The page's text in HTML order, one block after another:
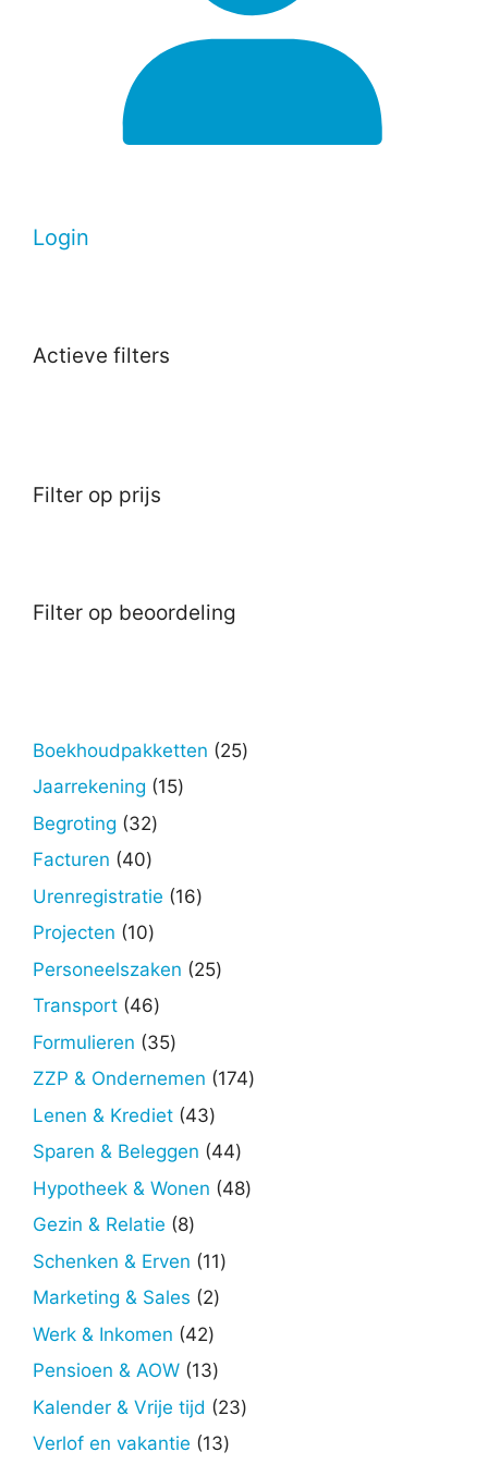
Login
Actieve filters
Filter op prijs
Filter op beoordeling
Boekhoudpakketten 2525
Jaarrekening 1515
Begroting 3232
Facturen 4040
producten
Urenregistratie 1616
Projecten 1010
producten
Personeelszaken 2525
Transport 4646
producten
Formulieren 3535
producten
ZZP & Ondernemen 174174
Lenen & Krediet 4343
producten
Sparen & Beleggen 4444
producten
Hypotheek & Wonen 4848
Gezin & Relatie 88
producten
Schenken & Erven 1111
Marketing & Sales 22
Werk & Inkomen 4242
producten
Pensioen & AOW 1313
producten
Kalender & Vrije tijd 2323
Verlof en vakantie 1313